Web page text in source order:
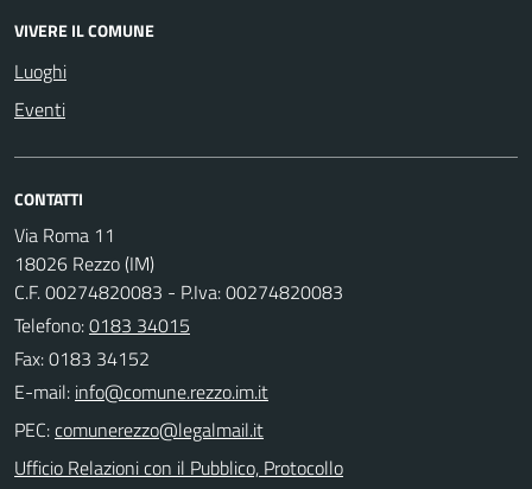
VIVERE IL COMUNE
Luoghi
Eventi
CONTATTI
Via Roma 11
18026 Rezzo (IM)
C.F. 00274820083 - P.Iva: 00274820083
Telefono:0183 34015
Fax: 0183 34152
E-mail:
PEC:
Ufficio Relazioni con il Pubblico, Protocollo